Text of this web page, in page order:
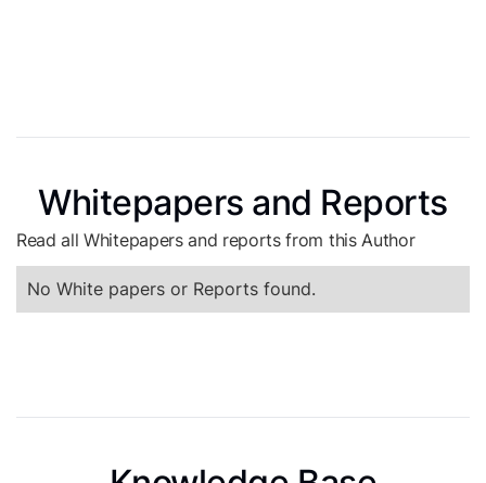
Whitepapers and Reports
Read all Whitepapers and reports from this Author
No White papers or Reports found.